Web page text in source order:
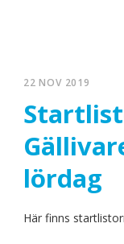
22 NOV 2019
lördag
Här finns